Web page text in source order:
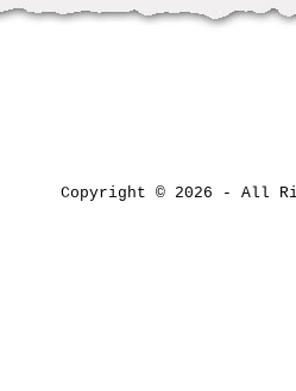
Copyright © 2026 - All